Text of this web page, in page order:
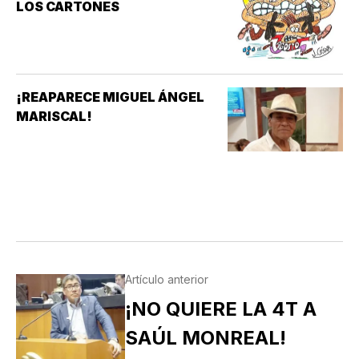
LOS CARTONES
¡REAPARECE MIGUEL ÁNGEL
MARISCAL!
Artículo anterior
¡NO QUIERE LA 4T A
SAÚL MONREAL!